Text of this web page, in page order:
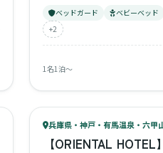
ベッドガード ベビーベッド
+2
1名1泊〜
62ベビー
58キッズ
兵庫県・神戸・有馬温泉・六甲
【ORIENTAL